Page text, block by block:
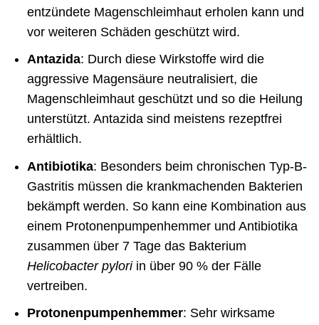
entzündete Magenschleimhaut erholen kann und
vor weiteren Schäden geschützt wird.
Antazida: Durch diese Wirkstoffe wird die
aggressive Magensäure neutralisiert, die
Magenschleimhaut geschützt und so die Heilung
unterstützt. Antazida sind meistens rezeptfrei
erhältlich.
Antibiotika: Besonders beim chronischen Typ-B-
Gastritis müssen die krankmachenden Bakterien
bekämpft werden. So kann eine Kombination aus
einem Protonenpumpenhemmer und Antibiotika
zusammen über 7 Tage das Bakterium
Helicobacter pylori in über 90 % der Fälle
vertreiben.
Protonenpumpenhemmer: Sehr wirksame